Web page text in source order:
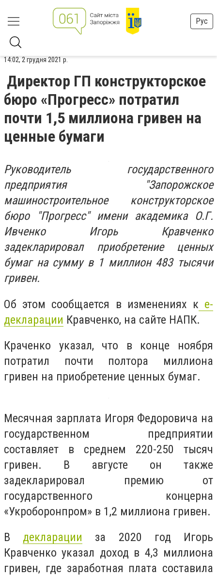
Рус
14:02, 2 грудня 2021 р.
Директор ГП конструкторское
бюро «Прогресс» потратил
почти 1,5 миллиона гривен на
ценные бумаги
Руководитель государственного
предприятия "Запорожское
машиностроительное конструкторское
бюро "Прогресс" имени академика О.Г.
Ивченко Игорь Кравченко
задекларировал приобретение ценных
бумаг на сумму в 1 миллион 483 тысячи
гривен.
Об этом сообщается в изменениях к е-
декларации Кравченко, на сайте НАПК.
Краченко указал, что в конце ноября
потратил почти полтора миллиона
гривен на приобретение ценных бумаг.
Месячная зарплата Игоря Федоровича на
государственном предприятии
составляет в среднем 220-250 тысяч
гривен. В августе он также
задекларировал премию от
государственного концерна
«Укроборонпром» в 1,2 миллиона гривен.
В декларации за 2020 год Игорь
Кравченко указал доход в 4,3 миллиона
гривен, где заработная плата составила